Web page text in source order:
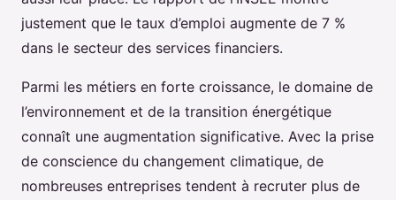
justement que le taux d’emploi augmente de 7 %
dans le secteur des services financiers.
Parmi les métiers en forte croissance, le domaine de
l’environnement et de la transition énergétique
connaît une augmentation significative. Avec la prise
de conscience du changement climatique, de
nombreuses entreprises tendent à recruter plus de